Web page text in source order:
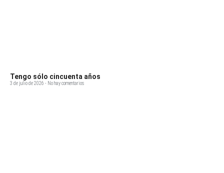
Tengo sólo cincuenta años
3 de julio de 2026 No hay comentarios